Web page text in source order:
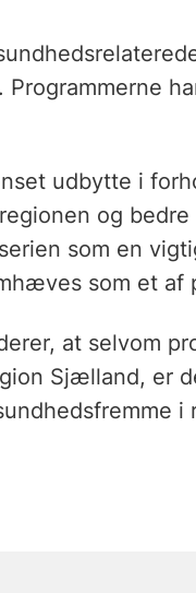
Programmerne
udbytte i
og
som en
som et af
at selvom
Sjælland, er
i